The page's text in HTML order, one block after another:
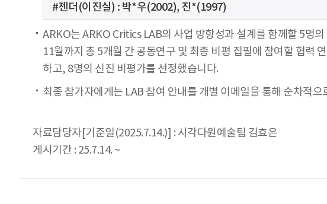
#젠더(이진실) : 박*우(2002), 진*(1997)
ARKO는 ARKO Critics LAB의 사업 방향성과 설계를 함께할 5명
11월까지 총 5개월 간 공동연구 및 최종 비평 집필에 참여할 협
하고, 8명의 신진 비평가를 선정했습니다.
최종 참가자에게는 LAB 참여 안내를 개별 이메일을 통해 순차적으
자료담당자[기준일(2025.7.14.)] : 시각다원예술팀 김효은
게시기간 : 25.7.14. ~